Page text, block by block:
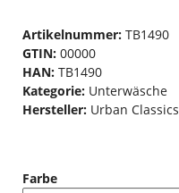
Artikelnummer: TB1490
GTIN: 00000
HAN: TB1490
Kategorie: Unterwäsche
Hersteller: Urban Classics
Farbe